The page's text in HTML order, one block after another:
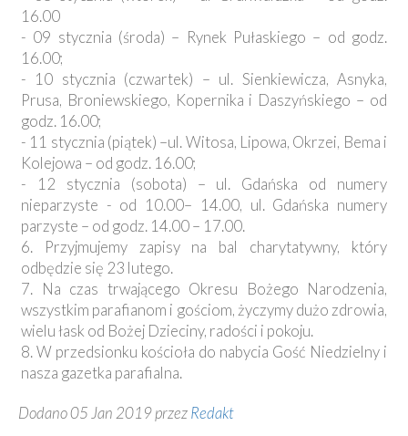
16.00
- 09 stycznia (środa) – Rynek Pułaskiego – od godz.
16.00;
- 10 stycznia (czwartek) – ul. Sienkiewicza, Asnyka,
Prusa, Broniewskiego, Kopernika i Daszyńskiego – od
godz. 16.00;
- 11 stycznia (piątek) –ul. Witosa, Lipowa, Okrzei, Bema i
Kolejowa – od godz. 16.00;
- 12 stycznia (sobota) – ul. Gdańska od numery
nieparzyste - od 10.00– 14.00, ul. Gdańska numery
parzyste – od godz. 14.00 – 17.00.
6. Przyjmujemy zapisy na bal charytatywny, który
odbędzie się 23 lutego.
7. Na czas trwającego Okresu Bożego Narodzenia,
wszystkim parafianom i gościom, życzymy dużo zdrowia,
wielu łask od Bożej Dzieciny, radości i pokoju.
8. W przedsionku kościoła do nabycia Gość Niedzielny i
nasza gazetka parafialna.
Dodano 05 Jan 2019 przezRedakt